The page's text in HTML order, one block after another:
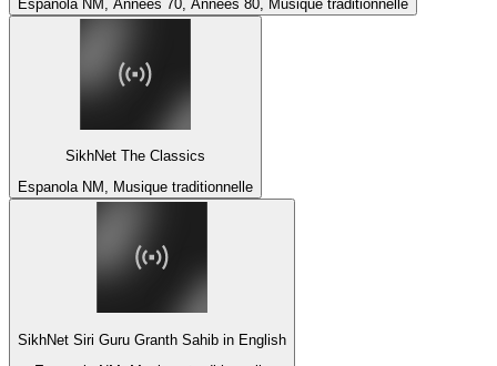
Espanola NM, Années 70, Années 80, Musique traditionnelle
SikhNet The Classics
Espanola NM, Musique traditionnelle
SikhNet Siri Guru Granth Sahib in English